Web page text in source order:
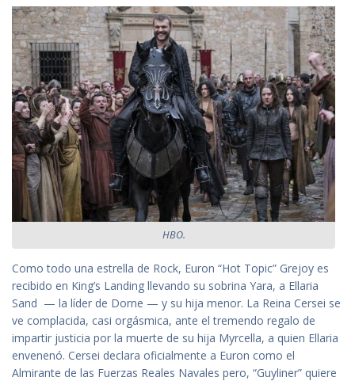
HBO.
Como todo una estrella de Rock, Euron “Hot Topic” Grejoy es
recibido en King’s Landing llevando su sobrina Yara, a Ellaria
Sand — la líder de Dorne — y su hija menor. La Reina Cersei se
ve complacida, casi orgásmica, ante el tremendo regalo de
impartir justicia por la muerte de su hija Myrcella, a quien Ellaria
envenenó. Cersei declara oficialmente a Euron como el
Almirante de las Fuerzas Reales Navales pero, “Guyliner” quiere